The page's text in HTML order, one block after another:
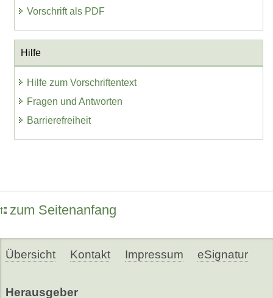
Vorschrift als PDF
Hilfe
Hilfe zum Vorschriftentext
Fragen und Antworten
Barrierefreiheit
zum Seitenanfang
Übersicht Kontakt Impressum eSignatur
Herausgeber